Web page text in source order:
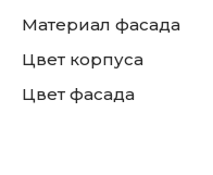
Материал фасада
Цвет корпуса
Цвет фасада